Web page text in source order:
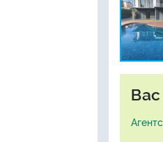
Вас